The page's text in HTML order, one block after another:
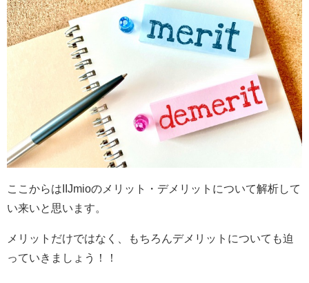
ここからはIIJmioのメリット・デメリットについて解析して
い来いと思います。
メリットだけではなく、もちろんデメリットについても迫
っていきましょう！！